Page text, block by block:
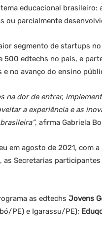
educacional brasileiro:
ou parcialmente
segmento de startups
500 edtechs no país, e
e no avanço do ensino
na dor de entrar,
a experiência e as
, afirma Gabriela
em agosto de 2021, com
as Secretarias
as edtechs Jovens
PE) e Igarassu/PE);